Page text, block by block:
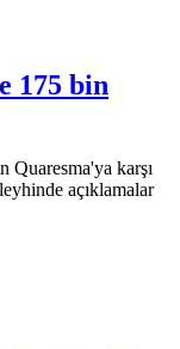
175 bin
Quaresma'ya karşı
açıklamalar